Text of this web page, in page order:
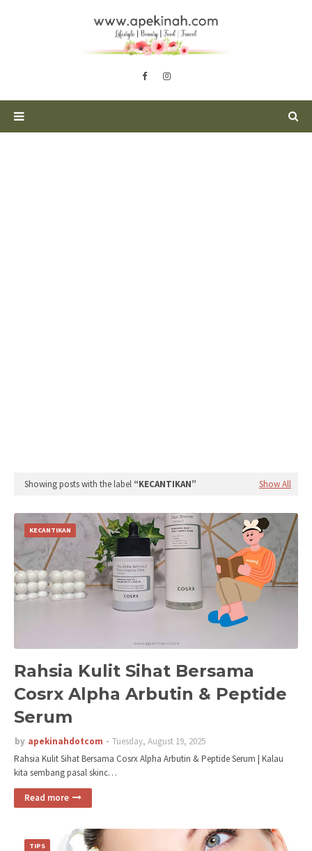
Showing posts with the label KECANTIKAN Show All
KECANTIKAN
Rahsia Kulit Sihat Bersama
Cosrx Alpha Arbutin & Peptide
Serum
by apekinahdotcom
Tuesday, August 19, 2025
Rahsia Kulit Sihat Bersama Cosrx Alpha Arbutin & Peptide Serum | Kalau
kita sembang pasal skinc…
Read more
TIPS